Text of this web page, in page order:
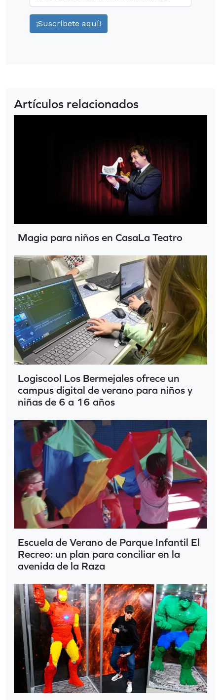
Artículos relacionados
Magia para niños en CasaLa Teatro
Logiscool Los Bermejales ofrece un
campus digital de verano para niños y
niñas de 6 a 16 años
Escuela de Verano de Parque Infantil El
Recreo: un plan para conciliar en la
avenida de la Raza